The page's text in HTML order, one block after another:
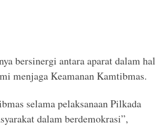
bersinergi antara aparat dalam hal
menjaga Keamanan Kamtibmas.
selama pelaksanaan Pilkada
dalam berdemokrasi”,